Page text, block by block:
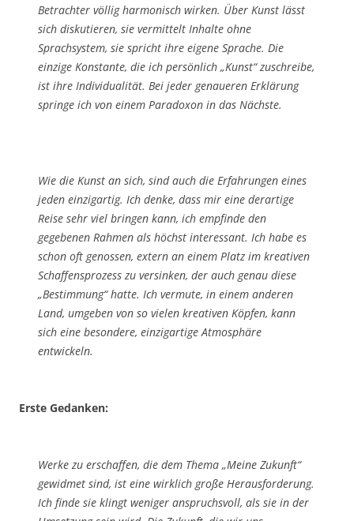
Betrachter völlig harmonisch wirken. Über Kunst lässt
sich diskutieren, sie vermittelt Inhalte ohne
Sprachsystem, sie spricht ihre eigene Sprache. Die
einzige Konstante, die ich persönlich „Kunst“ zuschreibe,
ist ihre Individualität. Bei jeder genaueren Erklärung
springe ich von einem Paradoxon in das Nächste.
Wie die Kunst an sich, sind auch die Erfahrungen eines
jeden einzigartig. Ich denke, dass mir eine derartige
Reise sehr viel bringen kann, ich empfinde den
gegebenen Rahmen als höchst interessant. Ich habe es
schon oft genossen, extern an einem Platz im kreativen
Schaffensprozess zu versinken, der auch genau diese
„Bestimmung“ hatte. Ich vermute, in einem anderen
Land, umgeben von so vielen kreativen Köpfen, kann
sich eine besondere, einzigartige Atmosphäre
entwickeln.
Erste Gedanken:
Werke zu erschaffen, die dem Thema „Meine Zukunft“
gewidmet sind, ist eine wirklich große Herausforderung.
Ich finde sie klingt weniger anspruchsvoll, als sie in der